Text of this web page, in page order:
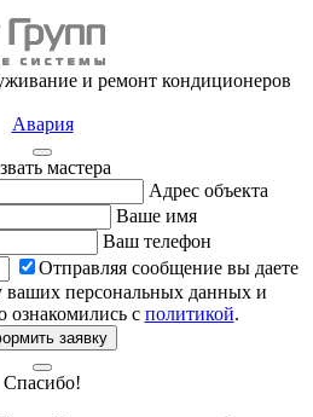
и ремонт кондиционеров
Авария
мастера
Адрес объекта
Ваше имя
Ваш телефон
Отправляя сообщение вы даете
ваших персональных данных и
ознакомились с политикой.
заявку
Спасибо!